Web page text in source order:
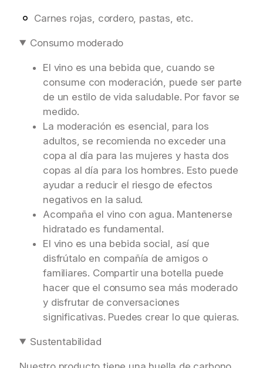
Carnes rojas, cordero, pastas, etc.
Consumo moderado
El vino es una bebida que, cuando se
consume con moderación, puede ser parte
de un estilo de vida saludable. Por favor se
medido.
La moderación es esencial, para los
adultos, se recomienda no exceder una
copa al día para las mujeres y hasta dos
copas al día para los hombres. Esto puede
ayudar a reducir el riesgo de efectos
negativos en la salud.
Acompaña el vino con agua. Mantenerse
hidratado es fundamental.
El vino es una bebida social, así que
disfrútalo en compañía de amigos o
familiares. Compartir una botella puede
hacer que el consumo sea más moderado
y disfrutar de conversaciones
significativas. Puedes crear lo que quieras.
Sustentabilidad